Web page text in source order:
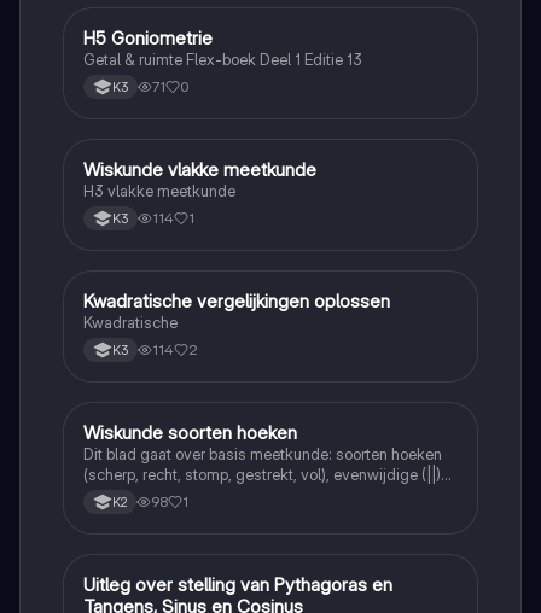
Wiskunde
H5 Goniometrie
Getal & ruimte Flex-boek Deel 1 Editie 13
K3 71 0
Wiskunde
Wiskunde vlakke meetkunde
H3 vlakke meetkunde
K3 114 1
Wiskunde
Kwadratische vergelijkingen oplossen
Kwadratische
K3 114 2
Wiskunde
Wiskunde soorten hoeken
Dit blad gaat over basis meetkunde: soorten hoeken
(scherp, recht, stomp, gestrekt, vol), evenwijdige (||)
en loodrechte (⊥) lijnen, en de symbolen =, <, >.
K2 98 1
Wiskunde
Uitleg over stelling van Pythagoras en
Tangens, Sinus en Cosinus